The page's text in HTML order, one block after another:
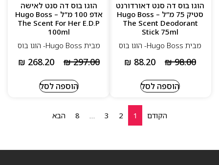
הוגו בוס דה סנט דאורדורנט
סטיק 75 מ”ל – Hugo Boss
The Scent Deodorant
Stick 75ml
מבית Hugo Boss- הוגו בוס
₪98.00
₪ 88.20
הוספה לסל
הוגו בוס דה סנט לאישה
אדפ 100 מ”ל – Hugo Boss
The Scent For Her E.D.P
100ml
מבית Hugo Boss- הוגו בוס
₪297.00
₪ 268.20
הוספה לסל
הקודם 1
2
3
8 הבא